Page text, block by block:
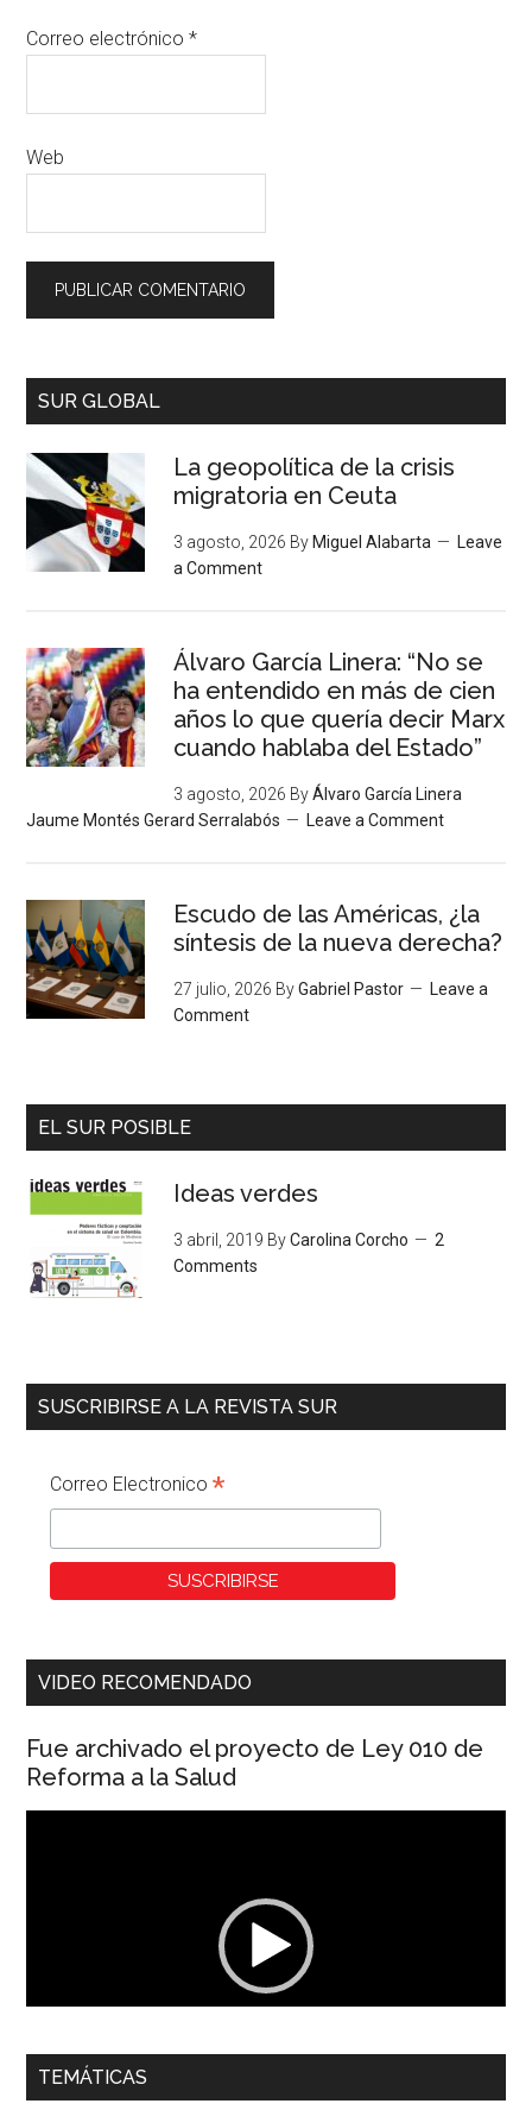
Correo electrónico*
Web
SUR GLOBAL
La geopolítica de la crisis
migratoria en Ceuta
3 agosto, 2026 By Miguel Alabarta
Leave
a Comment
Álvaro García Linera: “No se
ha entendido en más de cien
años lo que quería decir Marx
cuando hablaba del Estado”
3 agosto, 2026 ByÁlvaro García Linera
Jaume Montés Gerard Serralabós
Leave a Comment
Escudo de las Américas, ¿la
síntesis de la nueva derecha?
27 julio, 2026 ByGabriel Pastor
Leave a
Comment
EL SUR POSIBLE
Ideas verdes
3 abril, 2019 ByCarolina Corcho
2
Comments
SUSCRIBIRSE A LA REVISTA SUR
Correo Electronico*
VIDEO RECOMENDADO
Fue archivado el proyecto de Ley 010 de
Reforma a la Salud
00:00 01:04
Dra. Carolina Corcho Mejía,Presidenta Corporación
TEMÁTICAS